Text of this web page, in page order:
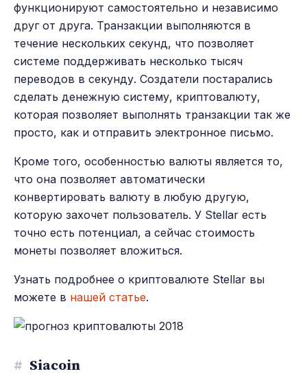
функционируют самостоятельно и независимо
друг от друга. Транзакции выполняются в
течение нескольких секунд, что позволяет
системе поддерживать несколько тысяч
переводов в секунду. Создатели постарались
сделать денежную систему, криптовалюту,
которая позволяет выполнять транзакции так же
просто, как и отправить электронное письмо.
Кроме того, особенностью валюты является то,
что она позволяет автоматически
конвертировать валюту в любую другую,
которую захочет пользователь. У Stellar есть
точно есть потенциал, а сейчас стоимость
монеты позволяет вложиться.
Узнать подробнее о криптовалюте Stellar вы
можете в нашей статье.
# Siacoin